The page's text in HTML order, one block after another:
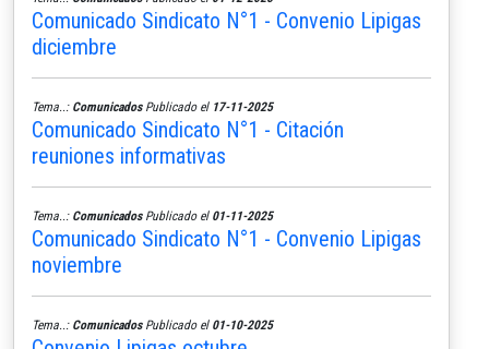
Comunicado Sindicato N°1 - Convenio Lipigas
diciembre
Tema..: ComunicadosPublicado el 17-11-2025
Comunicado Sindicato N°1 - Citación
reuniones informativas
Tema..: ComunicadosPublicado el 01-11-2025
Comunicado Sindicato N°1 - Convenio Lipigas
noviembre
Tema..: ComunicadosPublicado el 01-10-2025